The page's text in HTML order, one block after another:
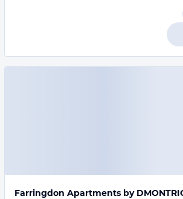
Farringdon Apartments by